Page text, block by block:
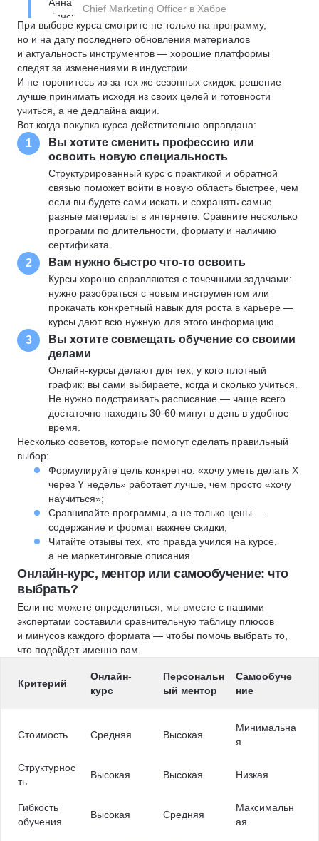
Chief Marketing Officer в Хабре
При выборе курса смотрите не только на программу,
но и на дату последнего обновления материалов
и актуальность инструментов — хорошие платформы
следят за изменениями в индустрии.
И не торопитесь из-за тех же сезонных скидок: решение
лучше принимать исходя из своих целей и готовности
учиться, а не дедлайна акции.
Вот когда покупка курса действительно оправдана:
1
Вы хотите сменить профессию или
освоить новую специальность
Структурированный курс с практикой и обратной
связью поможет войти в новую область быстрее, чем
если вы будете сами искать и сохранять самые
разные материалы в интернете. Сравните несколько
программ по длительности, формату и наличию
сертификата.
2 Вам нужно быстро что-то освоить
Курсы хорошо справляются с точечными задачами:
нужно разобраться с новым инструментом или
прокачать конкретный навык для роста в карьере —
курсы дают всю нужную для этого информацию.
3
Вы хотите совмещать обучение со своими
делами
Онлайн-курсы делают для тех, у кого плотный
график: вы сами выбираете, когда и сколько учиться.
Не нужно подстраивать расписание — чаще всего
достаточно находить 30-60 минут в день в удобное
время.
Несколько советов, которые помогут сделать правильный
выбор:
Формулируйте цель конкретно: «хочу уметь делать X
через Y недель» работает лучше, чем просто «хочу
научиться»;
Сравнивайте программы, а не только цены —
содержание и формат важнее скидки;
Читайте отзывы тех, кто правда учился на курсе,
а не маркетинговые описания.
Онлайн-курс, ментор или самообучение: что
выбрать?
Если не можете определиться, мы вместе с нашими
экспертами составили сравнительную таблицу плюсов
и минусов каждого формата — чтобы помочь выбрать то,
что подойдет именно вам.
Критерий
Онлайн-
курс
Персональн
ый ментор
Самообуче
ние
Стоимость Средняя Высокая
Минимальна
я
Структурнос
ть
Высокая Высокая Низкая
Гибкость
обучения
Высокая Средняя
Максимальн
ая